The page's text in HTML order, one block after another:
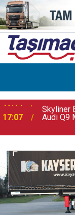
17:07 Audi Q9